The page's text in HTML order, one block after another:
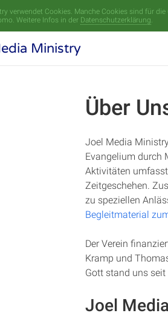
verwendet Cookies. Manche Cookies sind für
Weitere Infos in der Datenschutzerklärung.
Ministry
Über
11. Februar 2014
Joel Media
Evangelium durch
Aktivitäten
Zeitgeschehen.
zu speziellen
Begleitmaterial
Der Verein
Kramp und
Gott stand uns seit
Joel